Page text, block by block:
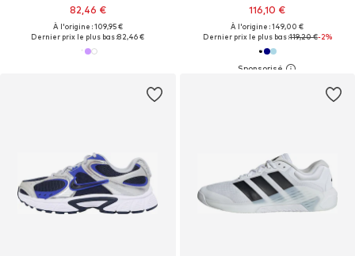
82,46 €
À l'origine : 109,95 €
Dernier prix le plus bas :82,46 €
116,10 €
À l'origine : 149,00 €
Dernier prix le plus bas :119,20 €-2%